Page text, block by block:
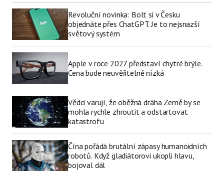
Revoluční novinka: Bolt si v Česku
objednáte přes ChatGPT. Je to nejsnazší
světový systém
Apple v roce 2027 představí chytré brýle.
Cena bude neuvěřitelně nízká
Vědci varují, že oběžná dráha Země by se
mohla rychle zhroutit a odstartovat
katastrofu
Čína pořádá brutální zápasy humanoidních
robotů. Když gladiátorovi ukopli hlavu,
bojoval dál